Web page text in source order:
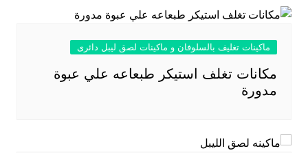
ماكينات تغليف بالسلوفان و ماكينات لصق ليبل دائرى
مكانات تغلف استيكر طبعاعه علي عبوة
مدورة